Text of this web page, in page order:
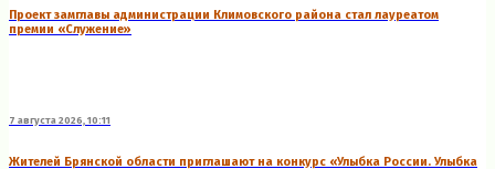
Проект замглавы администрации Климовского района стал лауреатом
премии «Служение»
7 августа 2026, 10:11
Жителей Брянской области приглашают на конкурс «Улыбка России. Улыбка